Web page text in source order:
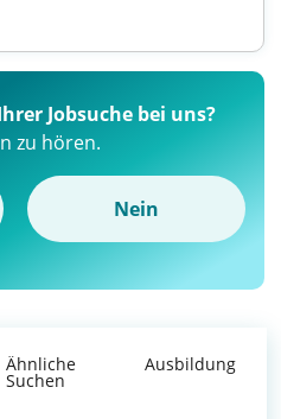
Jobsuche bei uns?
zu hören.
Nein
Ähnliche
Suchen
Ausbildung